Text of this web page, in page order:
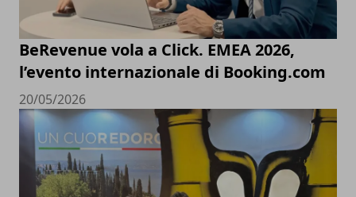
BeRevenue vola a Click. EMEA 2026,
l’evento internazionale di Booking.com
20/05/2026